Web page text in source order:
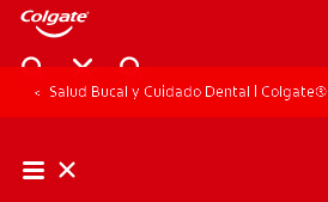
Salud Bucal y Cuidado Dental | Colgate®